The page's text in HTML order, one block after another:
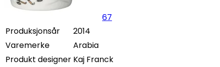
67
Produksjonsår
2014
Varemerke
Arabia
Produkt designer Kaj Franck